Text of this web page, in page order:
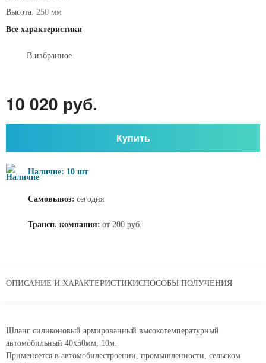
Высота: 250 мм
Все характеристики
В избранное
10 020 руб.
Купить
Наличие: 10 шт
Самовывоз: сегодня
Трансп. компания: от 200 руб.
ОПИСАНИЕ И ХАРАКТЕРИСТИКИСПОСОБЫ ПОЛУЧЕНИЯ
Шланг силиконовый армированный высокотемпературный
автомобильный 40x50мм, 10м.
Применяется в автомобилестроении, промышленности, сельском